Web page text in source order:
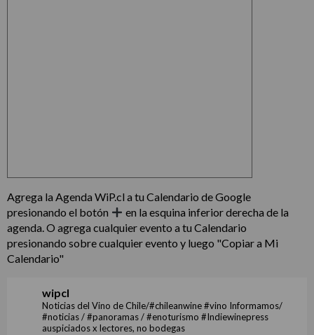
Agrega la Agenda WiP.cl a tu Calendario de Google
presionando el botón
en la esquina inferior derecha de la
agenda. O agrega cualquier evento a tu Calendario
presionando sobre cualquier evento y luego "Copiar a Mi
Calendario"
wipcl
Noticias del Vino de Chile/#chileanwine #vino Informamos/
#noticias / #panoramas / #enoturismo #Indiewinepress
auspiciados x lectores, no bodegas